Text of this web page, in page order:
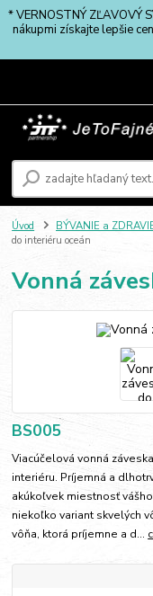
* VERNOSTNÝ ZĽAVOVÝ
nákupmi získajte lepšie
Úvod BÝVANIE a
do interiéru oceán
Vonná
BS005
Viacúčelová vonná
interiéru. Príjemná a
akúkoľvek miestnosť
niekoľko variant skvelých
vôňa, ktorá príjemne a d...